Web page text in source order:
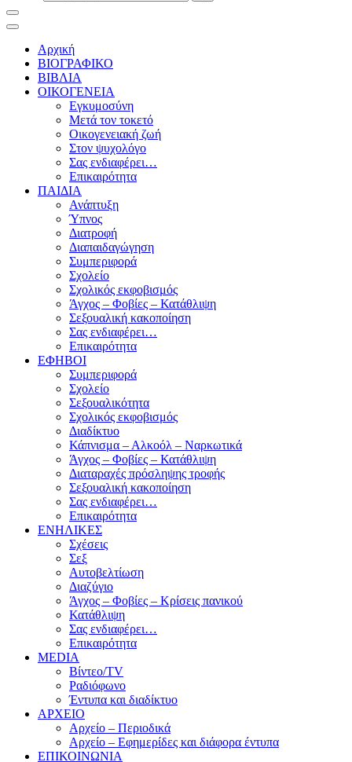
Αρχική
ΒΙΟΓΡΑΦΙΚΟ
ΒΙΒΛΙΑ
ΟΙΚΟΓΕΝΕΙΑ
Εγκυμοσύνη
Μετά τον τοκετό
Οικογενειακή ζωή
Στον ψυχολόγο
Σας ενδιαφέρει…
Επικαιρότητα
ΠΑΙΔΙΑ
Ανάπτυξη
Ύπνος
Διατροφή
Διαπαιδαγώγηση
Συμπεριφορά
Σχολείο
Σχολικός εκφοβισμός
Άγχος – Φοβίες – Κατάθλιψη
Σεξουαλική κακοποίηση
Σας ενδιαφέρει…
Επικαιρότητα
ΕΦΗΒΟΙ
Συμπεριφορά
Σχολείο
Σεξουαλικότητα
Σχολικός εκφοβισμός
Διαδίκτυο
Κάπνισμα – Αλκοόλ – Ναρκωτικά
Άγχος – Φοβίες – Κατάθλιψη
Διαταραχές πρόσληψης τροφής
Σεξουαλική κακοποίηση
Σας ενδιαφέρει…
Επικαιρότητα
ΕΝΗΛΙΚΕΣ
Σχέσεις
Σεξ
Αυτοβελτίωση
Διαζύγιο
Άγχος – Φοβίες – Κρίσεις πανικού
Κατάθλιψη
Σας ενδιαφέρει…
Επικαιρότητα
MEDIA
Βίντεο/TV
Ραδιόφωνο
Έντυπα και διαδίκτυο
ΑΡΧΕΙΟ
Αρχείο – Περιοδικά
Αρχείο – Εφημερίδες και διάφορα έντυπα
ΕΠΙΚΟΙΝΩΝΙΑ